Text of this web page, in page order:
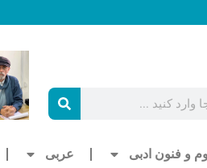
و فنون ادبی عربی